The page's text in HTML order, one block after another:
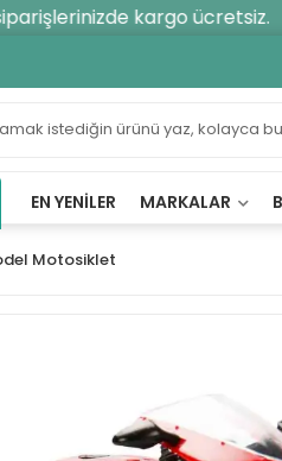
kargo ücretsiz.
EN YENILER MARKALAR
Motosiklet